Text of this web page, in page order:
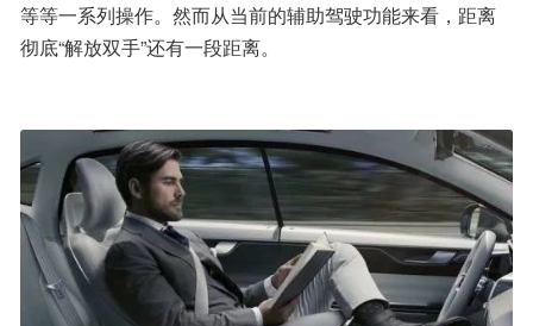
等等一系列操作。然而从当前的辅助驾驶功能来看，距离
彻底“解放双手”还有一段距离。